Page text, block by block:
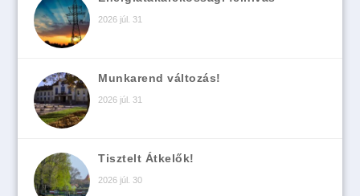
2026 júl. 31
Munkarend változás!
2026 júl. 31
Tisztelt Átkelők!
2026 júl. 30